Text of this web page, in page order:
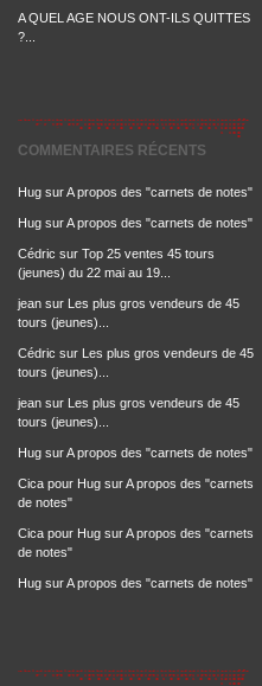
A QUEL AGE NOUS ONT-ILS QUITTES
?...
COMMENTAIRES RÉCENTS
Hug surA propos des "carnets de notes"
Hug surA propos des "carnets de notes"
Cédric sur Top 25 ventes 45 tours
(jeunes) du 22 mai au 19...
jean sur Les plus gros vendeurs de 45
tours (jeunes)...
Cédric sur Les plus gros vendeurs de 45
tours (jeunes)...
jean sur Les plus gros vendeurs de 45
tours (jeunes)...
Hug surA propos des "carnets de notes"
Cica pour Hug surA propos des "carnets
de notes"
Cica pour Hug surA propos des "carnets
de notes"
Hug surA propos des "carnets de notes"